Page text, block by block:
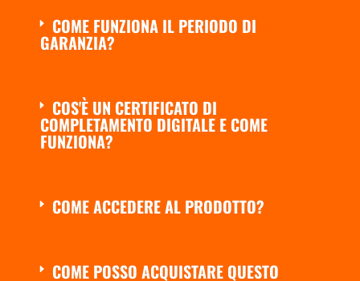
COME FUNZIONA IL PERIODO DI
GARANZIA?
COS'È UN CERTIFICATO DI
COMPLETAMENTO DIGITALE E COME
FUNZIONA?
COME ACCEDERE AL PRODOTTO?
COME POSSO ACQUISTARE QUESTO